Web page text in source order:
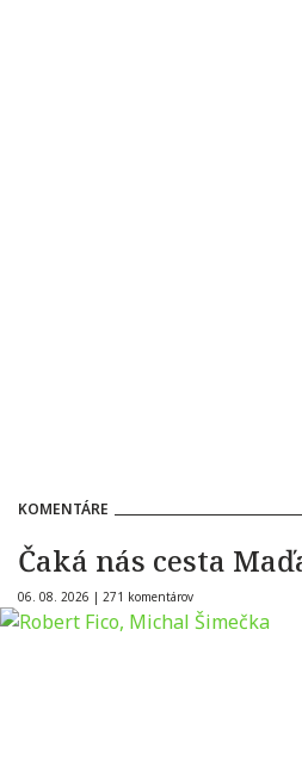
KOMENTÁRE
Čaká nás cesta
06. 08. 2026 | 271 komentárov